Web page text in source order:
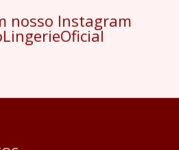
nosso Instagram